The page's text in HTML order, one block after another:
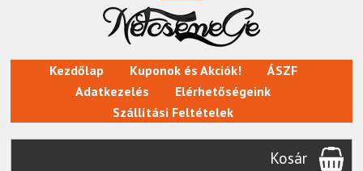
Kezdőlap Kuponok és Akciók!
ÁSZF
Adatkezelés
Elérhetőségeink
Szállítási Feltételek
Kosár